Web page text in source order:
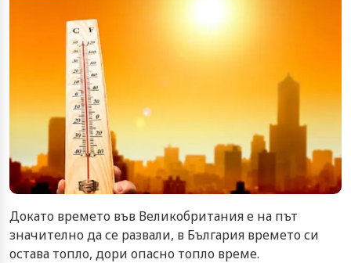
Докато времето във Великобритания е на път
значително да се развали, в България времето си
остава топло, дори опасно топло време.